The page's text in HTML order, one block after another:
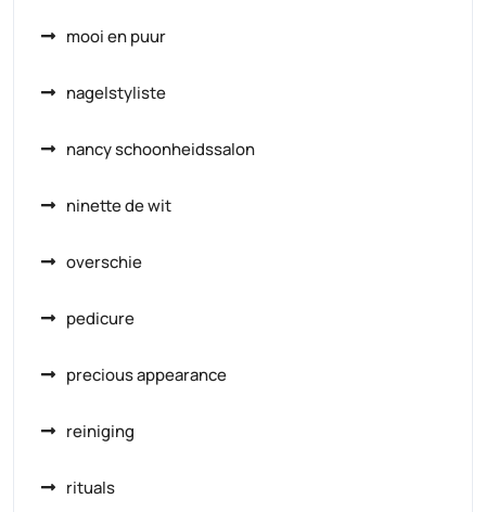
mooi en puur
nagelstyliste
nancy schoonheidssalon
ninette de wit
overschie
pedicure
precious appearance
reiniging
rituals